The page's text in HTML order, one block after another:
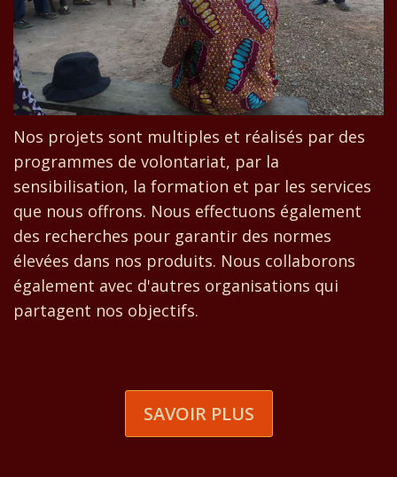
Nos projets sont multiples et réalisés par des
programmes de volontariat, par la
sensibilisation, la formation et par les services
que nous offrons. Nous effectuons également
des recherches pour garantir des normes
élevées dans nos produits. Nous collaborons
également avec d'autres organisations qui
partagent nos objectifs.
SAVOIR PLUS